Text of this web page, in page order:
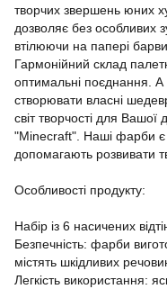
творчих звершень юних
дозволяє без особливих
втілюючи на папері
Гармонійний склад
оптимальні поєднання.
створювати власні
світ творчості для
"Minecraft". Наші фарби є
допомагають розвивати
Особливості продукту:
Набір із 6 насичених
Безпечність: фарби
містять шкідливих
Легкість використання: